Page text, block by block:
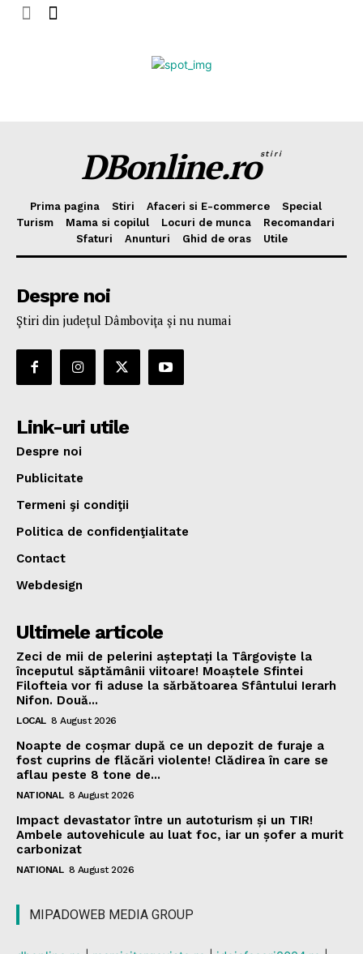
DBonline.rostiri
Prima pagina Stiri Afaceri si E-commerce
Special
Turism
Mama si copilul Locuri de munca
Recomandari
Sfaturi
Anunturi Ghid de oras Utile
Despre noi
Ştiri din judeţul Dâmboviţa şi nu numai
Link-uri utile
Despre noi
Publicitate
Termeni şi condiţii
Politica de confidenţialitate
Contact
Webdesign
Ultimele articole
Zeci de mii de pelerini așteptați la Târgoviște la
începutul săptămânii viitoare! Moaștele Sfintei
Filofteia vor fi aduse la sărbătoarea Sfântului Ierarh
Nifon. Două...
LOCAL 8 August 2026
Noapte de coșmar după ce un depozit de furaje a
fost cuprins de flăcări violente! Clădirea în care se
aflau peste 8 tone de...
NATIONAL 8 August 2026
Impact devastator între un autoturism și un TIR!
Ambele autovehicule au luat foc, iar un șofer a murit
carbonizat
NATIONAL 8 August 2026
MIPADOWEB MEDIA GROUP